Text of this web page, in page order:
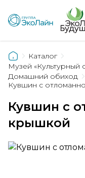
Каталог
Музей «Культурный
Домашний обиход
Кувшин с
Кувшин с
крышкой